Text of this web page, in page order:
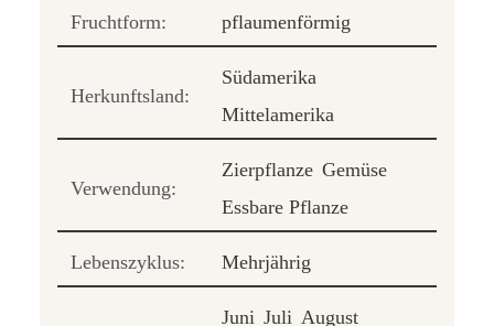
Fruchtform: pflaumenförmig
Herkunftsland:
Südamerika
Mittelamerika
Verwendung:
Zierpflanze Gemüse
Essbare Pflanze
Lebenszyklus: Mehrjährig
Juni Juli August